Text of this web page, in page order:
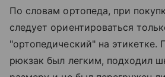
По словам ортопеда, при
следует ориентироваться
"ортопедический" на этикетке.
рюкзак был легким, подходил